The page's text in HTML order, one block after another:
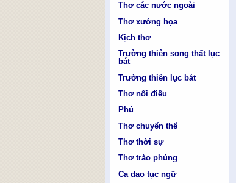
Thơ các nước ngoài
Thơ xướng họa
Kịch thơ
Trường thiên song thất lục
bát
Trường thiên lục bát
Thơ nối điêu
Phú
Thơ chuyển thể
Thơ thời sự
Thơ trào phúng
Ca dao tục ngữ